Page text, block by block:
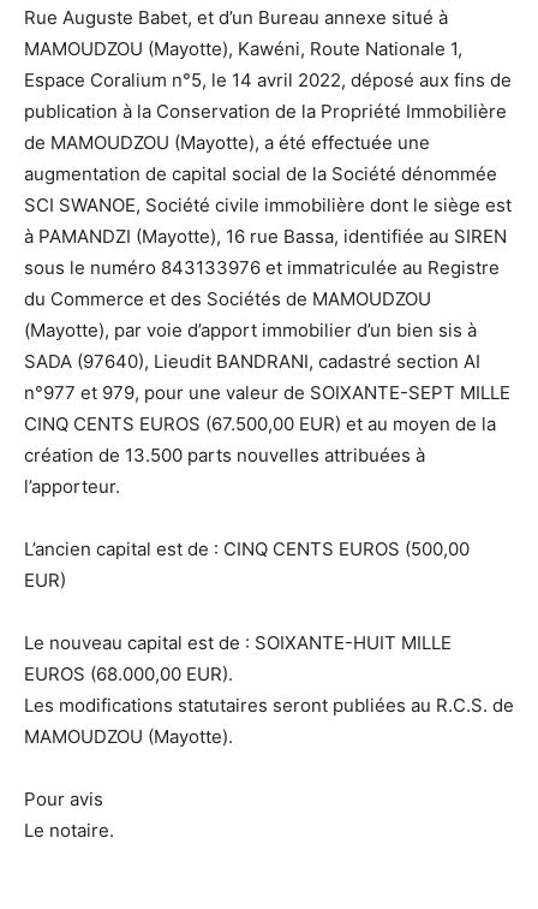
Rue Auguste Babet, et d’un Bureau annexe situé à
MAMOUDZOU (Mayotte), Kawéni, Route Nationale 1,
Espace Coralium n°5, le 14 avril 2022, déposé aux fins de
publication à la Conservation de la Propriété Immobilière
de MAMOUDZOU (Mayotte), a été effectuée une
augmentation de capital social de la Société dénommée
SCI SWANOE, Société civile immobilière dont le siège est
à PAMANDZI (Mayotte), 16 rue Bassa, identifiée au SIREN
sous le numéro 843133976 et immatriculée au Registre
du Commerce et des Sociétés de MAMOUDZOU
(Mayotte), par voie d’apport immobilier d’un bien sis à
SADA (97640), Lieudit BANDRANI, cadastré section AI
n°977 et 979, pour une valeur de SOIXANTE-SEPT MILLE
CINQ CENTS EUROS (67.500,00 EUR) et au moyen de la
création de 13.500 parts nouvelles attribuées à
l’apporteur.
L’ancien capital est de : CINQ CENTS EUROS (500,00
EUR)
Le nouveau capital est de : SOIXANTE-HUIT MILLE
EUROS (68.000,00 EUR).
Les modifications statutaires seront publiées au R.C.S. de
MAMOUDZOU (Mayotte).
Pour avis
Le notaire.